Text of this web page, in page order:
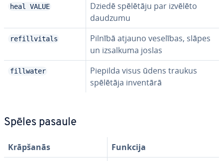
heal VALUE
Dziedē spēlētāju par izvēlēto
daudzumu
refillvitals
Pilnībā atjauno veselības, slāpes
un izsalkuma joslas
fillwater
Piepilda visus ūdens traukus
spēlētāja inventārā
Spēles pasaule
Krāpšanās Funkcija